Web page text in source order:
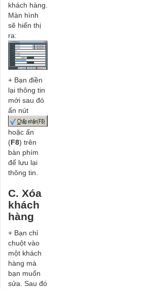
khách hàng.
Màn hình
sẽ hiển thị
ra:
+ Bạn điền
lại thông tin
mới sau đó
ấn nút
hoặc ấn
(F8) trên
bàn phím
để lưu lại
thông tin.
C. Xóa
khách
hàng
+ Bạn chỉ
chuột vào
một khách
hàng mà
bạn muốn
sửa. Sau đó